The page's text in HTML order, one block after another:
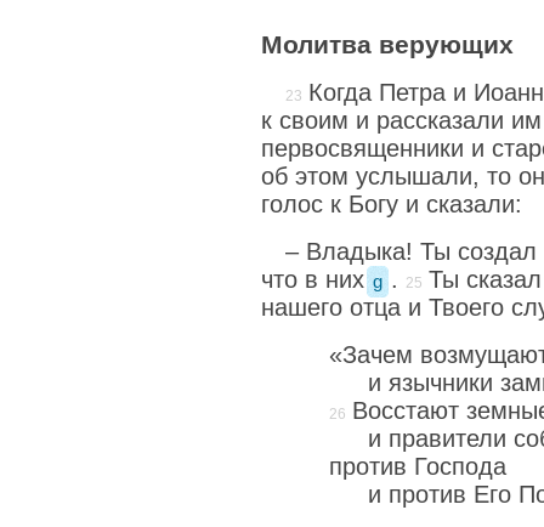
Молитва верующих
Когда Петра и
к своим и рассказали
первосвященники и
об этом услышали, то
голос к Богу и сказали:
– Владыка! Ты
что в них g .
Ты
нашего отца и Твоего
«Зачем
и язычники
Восстают
и правители
против Господа
и против Его